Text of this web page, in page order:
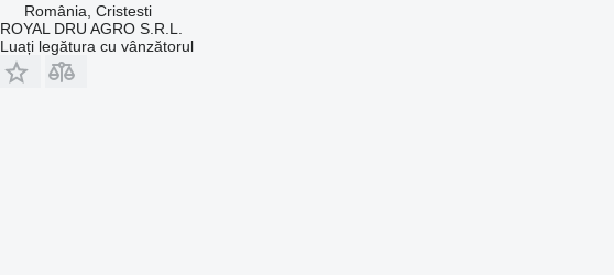
România, Cristesti
ROYAL DRU AGRO S.R.L.
Luați legătura cu vânzătorul